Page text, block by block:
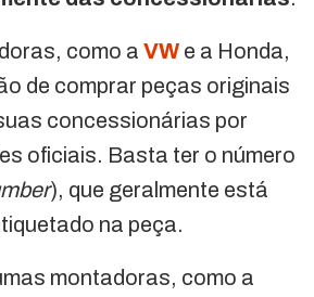
como a VW e a Honda,
de comprar peças originais
concessionárias por
oficiais. Basta ter o número
), que geralmente está
na peça.
montadoras, como a